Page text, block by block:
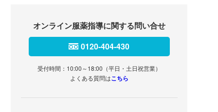
オンライン服薬指導に関する問い合せ
0120-404-430
受付時間：10:00～18:00（平日・土日祝営業）
よくある質問はこちら